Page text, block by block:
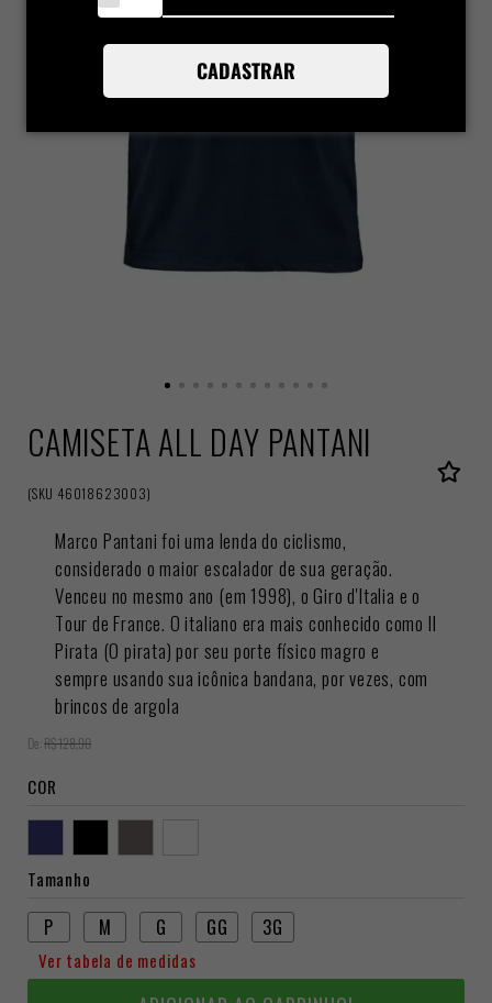
CADASTRAR
CAMISETA ALL DAY PANTANI
(SKU 46018623003)
Marco Pantani foi uma lenda do ciclismo,
considerado o maior escalador de sua geração.
Venceu no mesmo ano (em 1998), o Giro d'Italia e o
Tour de France. O italiano era mais conhecido como Il
Pirata (O pirata) por seu porte físico magro e
sempre usando sua icônica bandana, por vezes, com
brincos de argola
De:R$ 128,90
COR
Tamanho
P M G GG 3G
Ver tabela de medidas